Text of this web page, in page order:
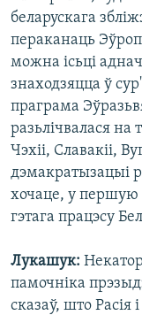
беларускага
пераканаць
можна ісьці
знаходзяцца ў
праграма
разьлічвалася
Чэхіі, Славакіі,
дэмакратызацыі
хочаце, у першую
гэтага працэсу
Лукашук:
памочніка
сказаў, што Расія